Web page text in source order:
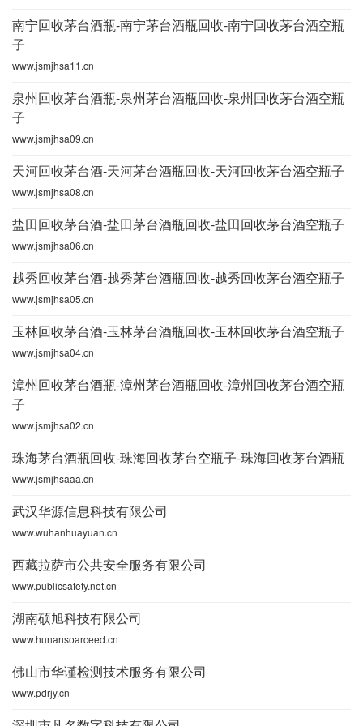
南宁回收茅台酒瓶-南宁茅台酒瓶回收-南宁回收茅台酒空瓶
子
www.jsmjhsa11.cn
泉州回收茅台酒瓶-泉州茅台酒瓶回收-泉州回收茅台酒空瓶
子
www.jsmjhsa09.cn
天河回收茅台酒-天河茅台酒瓶回收-天河回收茅台酒空瓶子
www.jsmjhsa08.cn
盐田回收茅台酒-盐田茅台酒瓶回收-盐田回收茅台酒空瓶子
www.jsmjhsa06.cn
越秀回收茅台酒-越秀茅台酒瓶回收-越秀回收茅台酒空瓶子
www.jsmjhsa05.cn
玉林回收茅台酒-玉林茅台酒瓶回收-玉林回收茅台酒空瓶子
www.jsmjhsa04.cn
漳州回收茅台酒瓶-漳州茅台酒瓶回收-漳州回收茅台酒空瓶
子
www.jsmjhsa02.cn
珠海茅台酒瓶回收-珠海回收茅台空瓶子-珠海回收茅台酒瓶
www.jsmjhsaaa.cn
武汉华源信息科技有限公司
www.wuhanhuayuan.cn
西藏拉萨市公共安全服务有限公司
www.publicsafety.net.cn
湖南硕旭科技有限公司
www.hunansoarceed.cn
佛山市华谨检测技术服务有限公司
www.pdrjy.cn